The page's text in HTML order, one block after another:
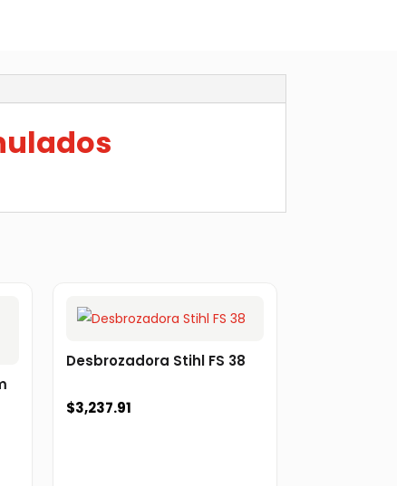
Desbrozadora Stihl FS 38
$3,237.91